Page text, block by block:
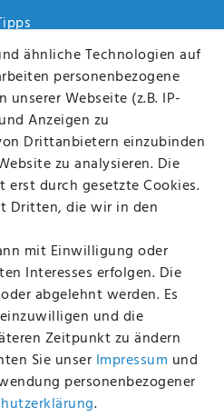
MIT
ähnliche Technologien auf
personenbezogene
unserer Webseite (z.B. IP-
Anzeigen zu
Drittanbietern einzubinden
zu analysieren. Die
durch gesetzte Cookies.
Dritten, die wir in den
mit Einwilligung oder
Interesses erfolgen. Die
abgelehnt werden. Es
und die
Zeitpunkt zu ändern
Sie unser Impressum und
personenbezogener
.